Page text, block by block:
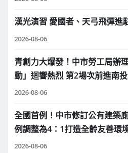
漢光演習 愛國者、天弓飛彈進
2026-08-06
青創力大爆發！中市勞工局辦
動」迴響熱烈 第2場次前進南
2026-08-06
全國首例！中市修訂公有建
例調整為4：1打造全齡友善環
2026-08-06